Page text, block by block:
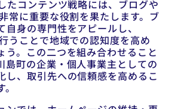
たコンテンツ戦略には、ブログや
常に重要な役割を果たします。ブ
自身の専門性をアピールし、
うことで地域での認知度を高め
う。この二つを組み合わせること
島町の企業・個人事業主としての
し、取引先への信頼感を高めるこ